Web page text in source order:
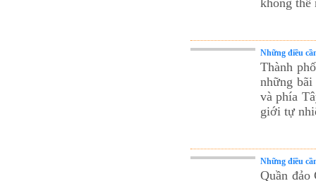
không thể
Những điều
Thành
những bãi
và phía
giới tự
Những điều
Quần đảo